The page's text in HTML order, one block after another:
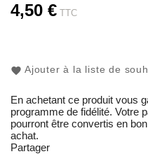
4,50 € TTC
Ajouter à la liste de
En achetant ce produit vous
programme de fidélité. Votre
pourront être convertis en
achat.
Partager